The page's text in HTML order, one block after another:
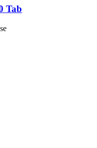
Tab